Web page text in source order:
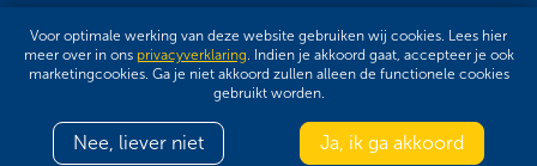
Sitemap
Design by ipsis
Voor optimale werking van deze website gebruiken wij cookies. Lees hier
meer over in ons privacyverklaring. Indien je akkoord gaat, accepteer je ook
marketingcookies. Ga je niet akkoord zullen alleen de functionele cookies
gebruikt worden.
Ja, ik ga akkoord
Nee, liever niet